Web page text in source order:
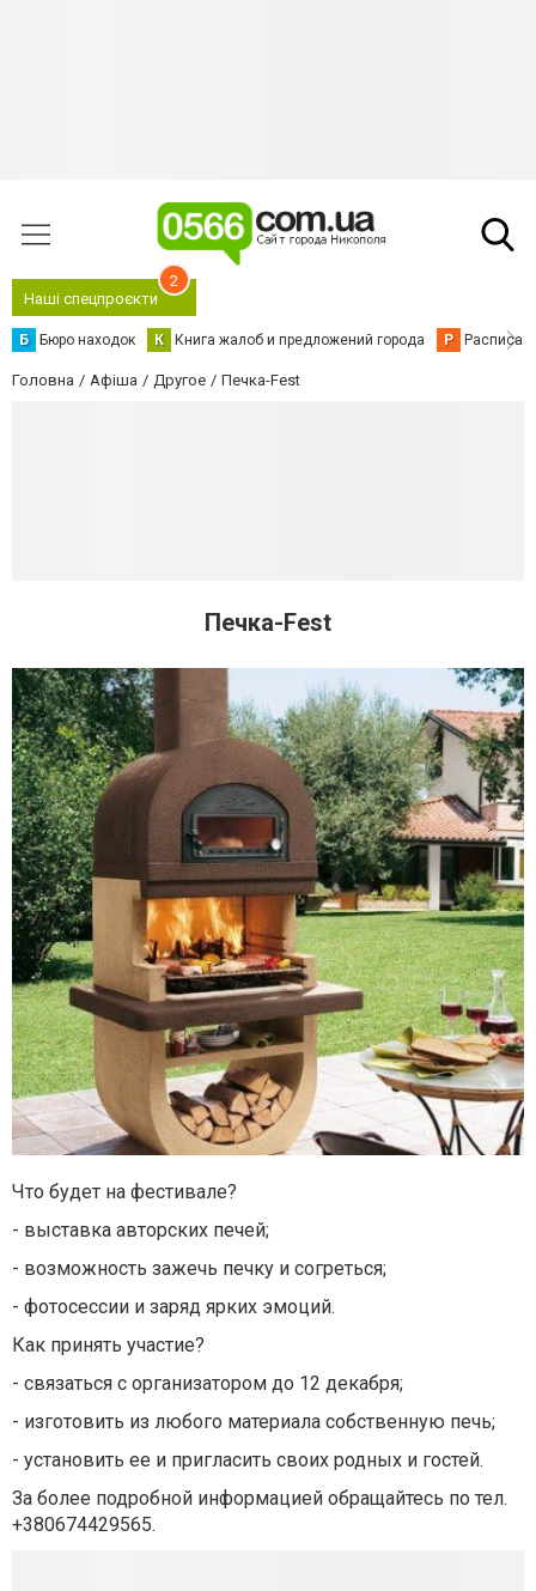
Наші спецпроєкти
2
Б Бюро находок К Книга жалоб и предложений города Р
Головна Афіша Другое Печка-Fest
Печка-Fest
Что будет на фестивале?
- выставка авторских печей;
- возможность зажечь печку и согреться;
- фотосессии и заряд ярких эмоций.
Как принять участие?
- связаться с организатором до 12 декабря;
- изготовить из любого материала собственную печь;
- установить ее и пригласить своих родных и гостей.
За более подробной информацией обращайтесь по тел.
+380674429565.